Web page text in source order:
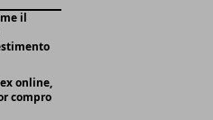
il
online,
compro